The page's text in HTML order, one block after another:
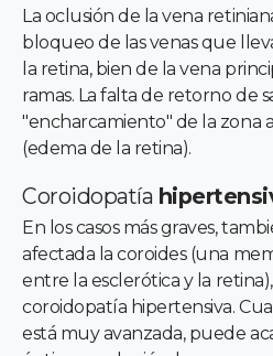
La oclusión de la vena
bloqueo de las venas que
la retina, bien de la vena
ramas. La falta de retorno de
"encharcamiento" de la zona
(edema de la retina).
Coroidopatía
En los casos más graves,
afectada la coroides (una
entre la esclerótica y la
coroidopatía hipertensiva.
está muy avanzada, puede